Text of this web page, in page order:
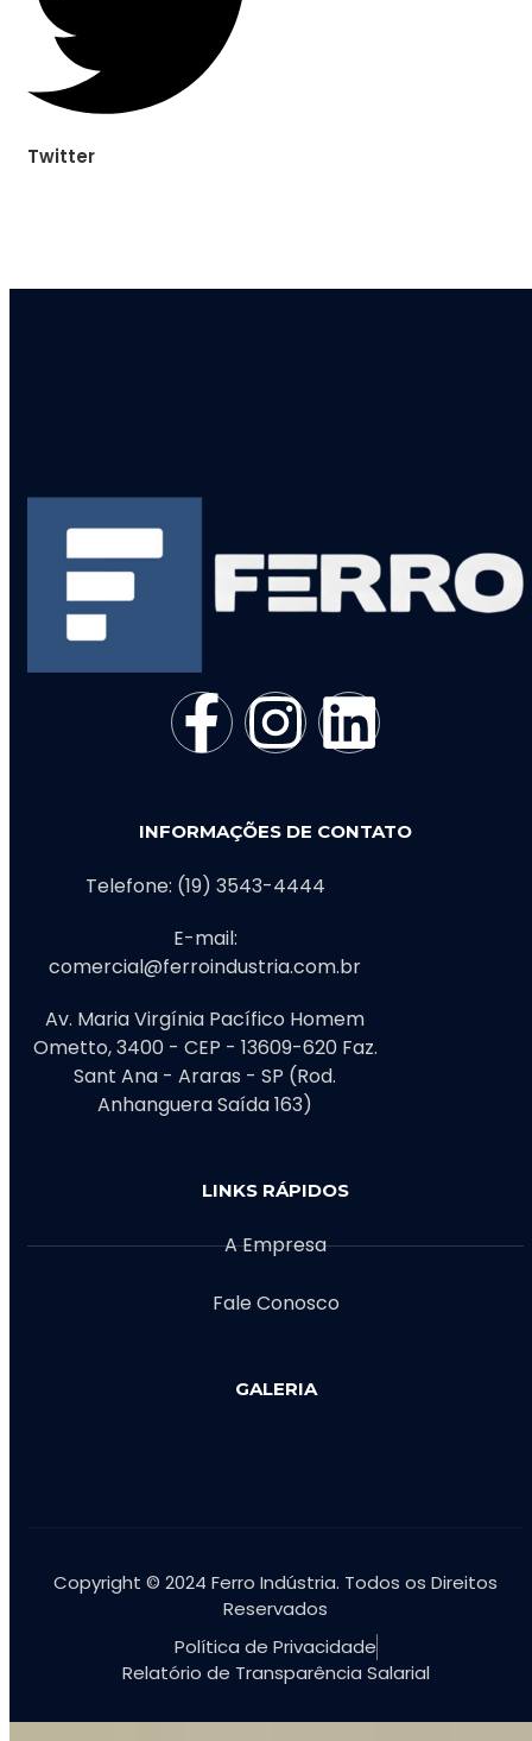
Twitter
INFORMAÇÕES DE CONTATO
Telefone: (19) 3543-4444
E-mail:
comercial@ferroindustria.com.br
Av. Maria Virgínia Pacífico Homem
Ometto, 3400 - CEP - 13609-620 Faz.
Sant Ana - Araras - SP (Rod.
Anhanguera Saída 163)
LINKS RÁPIDOS
A Empresa
Fale Conosco
GALERIA
Copyright © 2024 Ferro Indústria. Todos os Direitos
Reservados
Política de Privacidade
Relatório de Transparência Salarial